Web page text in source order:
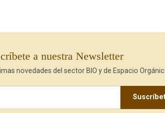
a nuestra Newsletter
novedades del sector BIO y de Espacio